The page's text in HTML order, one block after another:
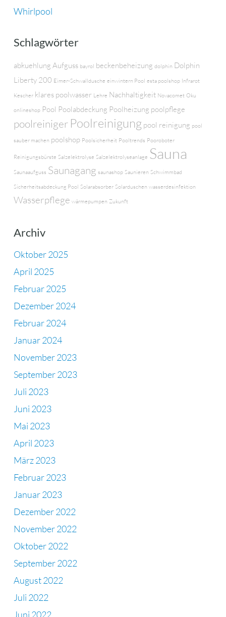
Whirlpool
Schlagwörter
abkuehlung Aufguss bayrol beckenbeheizung dolphin Dolphin
Liberty 200 Eimer-Schwalldusche einwintern Pool esta poolshop Infrarot
Kescher klares poolwasser Lehre Nachhaltigkeit Novacomet Oku
onlineshop Pool Poolabdeckung Poolheizung poolpflege
poolreiniger Poolreinigung pool reinigung pool
sauber machen poolshop Poolsicherheit Pooltrends Pooroboter
Reinigungsbürste Salzelektrolyse Salzelektrolyseanlage Sauna
Saunaaufguss Saunagang saunashop Saunieren Schwimmbad
Sicherheitsabdeckung Pool Solarabsorber Solarduschen wasserdesinfektion
Wasserpflege wärmepumpen Zukunft
Archiv
Oktober 2025
April 2025
Februar 2025
Dezember 2024
Februar 2024
Januar 2024
November 2023
September 2023
Juli 2023
Juni 2023
Mai 2023
April 2023
März 2023
Februar 2023
Januar 2023
Dezember 2022
November 2022
Oktober 2022
September 2022
August 2022
Juli 2022
Juni 2022